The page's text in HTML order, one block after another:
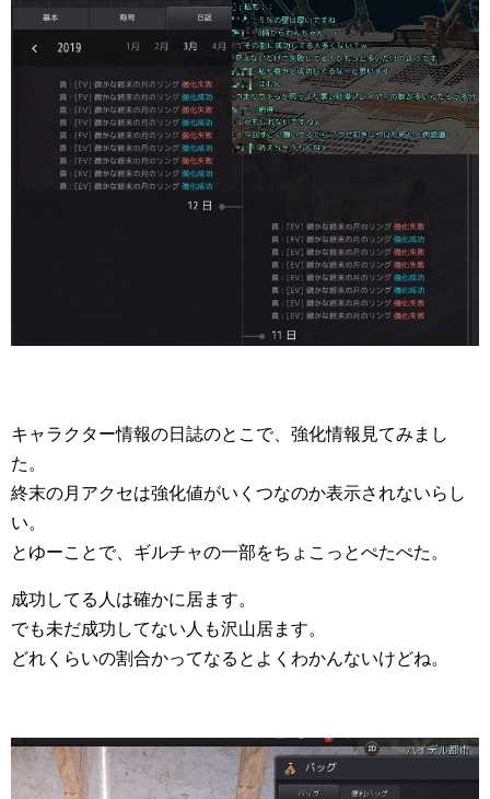
キャラクター情報の日誌のとこで、強化情報見てみまし
た。
終末の月アクセは強化値がいくつなのか表示されないらし
い。
とゆーことで、ギルチャの一部をちょこっとぺたぺた。
成功してる人は確かに居ます。
でも未だ成功してない人も沢山居ます。
どれくらいの割合かってなるとよくわかんないけどね。